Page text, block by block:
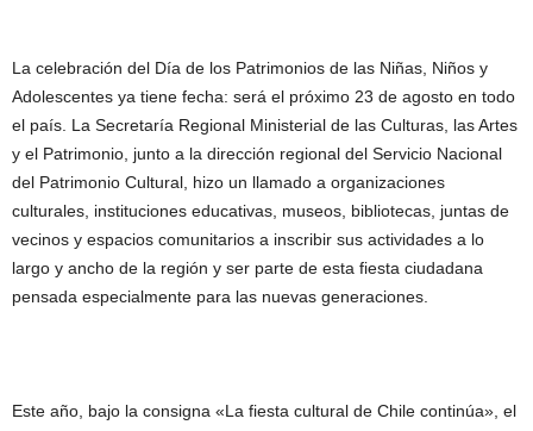
La celebración del Día de los Patrimonios de las Niñas, Niños y
Adolescentes ya tiene fecha: será el próximo 23 de agosto en todo
el país. La Secretaría Regional Ministerial de las Culturas, las Artes
y el Patrimonio, junto a la dirección regional del Servicio Nacional
del Patrimonio Cultural, hizo un llamado a organizaciones
culturales, instituciones educativas, museos, bibliotecas, juntas de
vecinos y espacios comunitarios a inscribir sus actividades a lo
largo y ancho de la región y ser parte de esta fiesta ciudadana
pensada especialmente para las nuevas generaciones.
Este año, bajo la consigna «La fiesta cultural de Chile continúa», el